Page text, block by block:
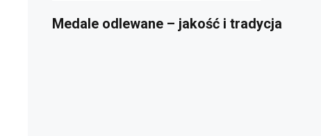
Medale odlewane – jakość i tradycja